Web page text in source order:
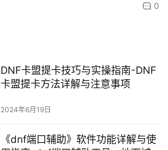
0
DNF卡盟提卡技巧与实操指南-DNF
卡盟提卡方法详解与注意事项
2024年6月19日
《dnf端口辅助》软件功能详解与使